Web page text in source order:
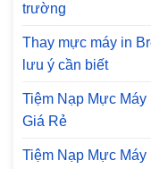
trường
Thay mực máy in
lưu ý cần biết
Tiệm Nạp Mực
Giá Rẻ
Tiệm Nạp Mực Máy